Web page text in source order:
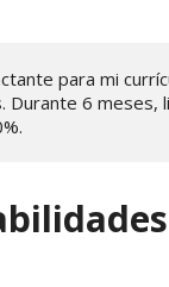
para mi
6 meses,